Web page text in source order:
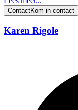
ContactKom in contact
Karen Rigole